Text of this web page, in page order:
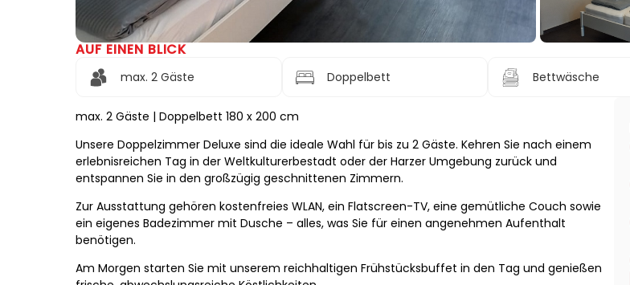
AUF EINEN BLICK
max. 2 Gäste Doppelbett Bettwäsche
max. 2 Gäste | Doppelbett 180 x 200 cm
Unsere Doppelzimmer Deluxe sind die ideale Wahl für bis zu 2 Gäste. Kehren Sie nach einem
erlebnisreichen Tag in der Weltkulturerbestadt oder der Harzer Umgebung zurück und
entspannen Sie in den großzügig geschnittenen Zimmern.
Zur Ausstattung gehören kostenfreies WLAN, ein Flatscreen-TV, eine gemütliche Couch sowie
ein eigenes Badezimmer mit Dusche – alles, was Sie für einen angenehmen Aufenthalt
benötigen.
Am Morgen starten Sie mit unserem reichhaltigen Frühstücksbuffet in den Tag und genießen